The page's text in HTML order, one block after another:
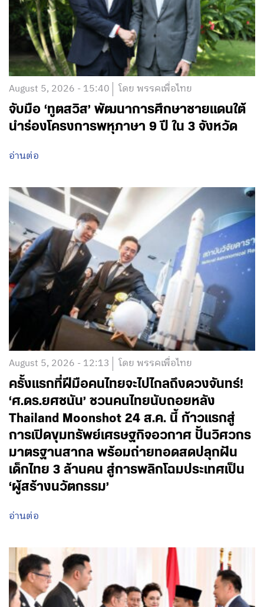
August 5, 2026 - 15:40 โดย พรรคเพื่อไทย
จับมือ ‘ทูตสวิส’ พัฒนาการศึกษาชายแดนใต้
นำร่องโครงการพหุภาษา 9 ปี ใน 3 จังหวัด
อ่านต่อ
August 5, 2026 - 12:13 โดย พรรคเพื่อไทย
ครั้งแรกที่ฝีมือคนไทยจะไปไกลถึงดวงจันทร์!
‘ศ.ดร.ยศชนัน’ ชวนคนไทยนับถอยหลัง
Thailand Moonshot 24 ส.ค. นี้ ก้าวแรกสู่
การเปิดขุมทรัพย์เศรษฐกิจอวกาศ ปั้นวิศวกร
มาตรฐานสากล พร้อมถ่ายทอดสดปลุกฝัน
เด็กไทย 3 ล้านคน สู่การพลิกโฉมประเทศเป็น
‘ผู้สร้างนวัตกรรม’
อ่านต่อ